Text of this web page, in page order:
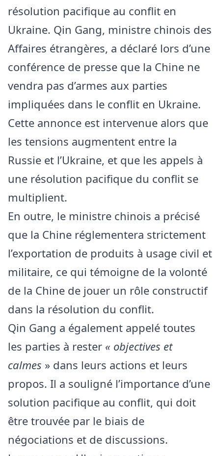
résolution pacifique au conflit en
Ukraine. Qin Gang, ministre chinois des
Affaires étrangères, a déclaré lors d’une
conférence de presse que la Chine ne
vendra pas d’armes aux parties
impliquées dans le conflit en Ukraine.
Cette annonce est intervenue alors que
les tensions augmentent entre la
Russie et l’Ukraine, et que les appels à
une résolution pacifique du conflit se
multiplient.
En outre, le ministre chinois a précisé
que la Chine réglementera strictement
l’exportation de produits à usage civil et
militaire, ce qui témoigne de la volonté
de la Chine de jouer un rôle constructif
dans la résolution du conflit.
Qin Gang a également appelé toutes
les parties à rester « objectives et
calmes » dans leurs actions et leurs
propos. Il a souligné l’importance d’une
solution pacifique au conflit, qui doit
être trouvée par le biais de
négociations et de discussions.